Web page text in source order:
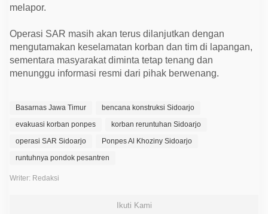
melapor.
Operasi SAR masih akan terus dilanjutkan dengan
mengutamakan keselamatan korban dan tim di lapangan,
sementara masyarakat diminta tetap tenang dan
menunggu informasi resmi dari pihak berwenang.
Basarnas Jawa Timur
bencana konstruksi Sidoarjo
evakuasi korban ponpes
korban reruntuhan Sidoarjo
operasi SAR Sidoarjo
Ponpes Al Khoziny Sidoarjo
runtuhnya pondok pesantren
Writer: Redaksi
Ikuti Kami